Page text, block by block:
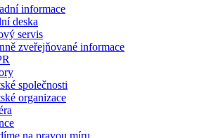
informace
deska
servis
zveřejňované informace
společnosti
organizace
na pravou míru